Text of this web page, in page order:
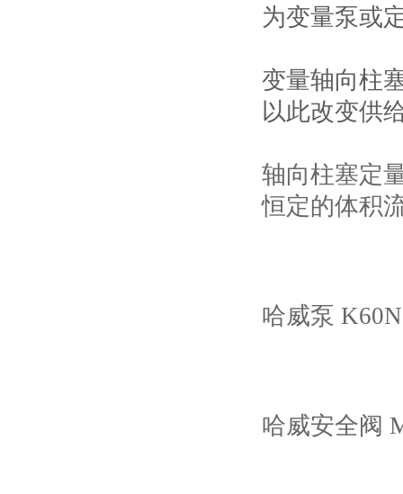
为变量泵或
变量轴向柱
以此改变供
轴向柱塞定
恒定的体积
哈威泵
哈威安全阀